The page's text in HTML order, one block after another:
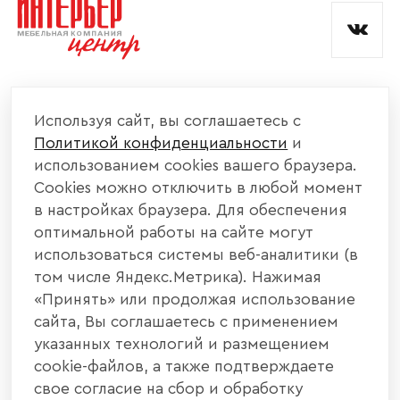
КАТАЛОГ МЕБЕЛИ
ИНФОРМАЦИЯ
НАШИ КОНТАКТЫ
+7 800 700 20 58
440004, г. Пенза, ул. Рябова, д. 31
Используя сайт, вы соглашаетесь с
Политикой конфиденциальности и
использованием cookies вашего браузера.
Cookies можно отключить в любой момент
в настройках браузера. Для обеспечения
оптимальной работы на сайте могут
использоваться системы веб-аналитики (в
том числе Яндекс.Метрика). Нажимая
«Принять» или продолжая использование
сайта, Вы соглашаетесь с применением
указанных технологий и размещением
cookie-файлов, а также подтверждаете
свое согласие на сбор и обработку